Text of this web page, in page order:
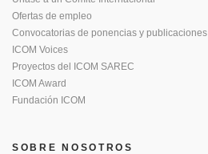
Ofertas de empleo
Convocatorias de ponencias y publicaciones
ICOM Voices
Proyectos del ICOM SAREC
ICOM Award
Fundación ICOM
SOBRE NOSOTROS